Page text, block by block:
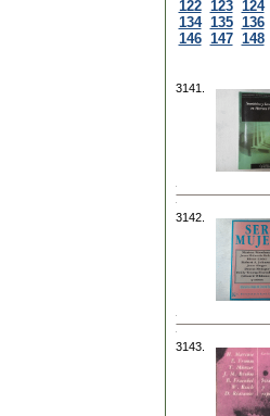
122 123 124
134 135 136
146 147 148
3141.
3142.
3143.